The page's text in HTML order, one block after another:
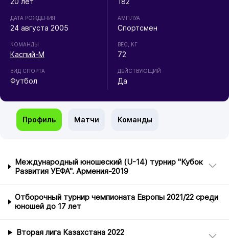
ДАТА РОЖДЕНИЯ
24 августа 2005
КОМАНДЫ
Каспий-М
ВИД СПОРТА
Футбол
АМПЛУА
Спортсмен
ВЕС, КГ
72
ДЕЙСТВУЮЩИЙ
Да
Профиль Матчи Команды
Международный юношеский (U-14) турнир "Кубок
Развития УЕФА". Армения-2019
Отборочный турнир чемпионата Европы 2021/22 среди
юношей до 17 лет
Вторая лига Казахстана 2022